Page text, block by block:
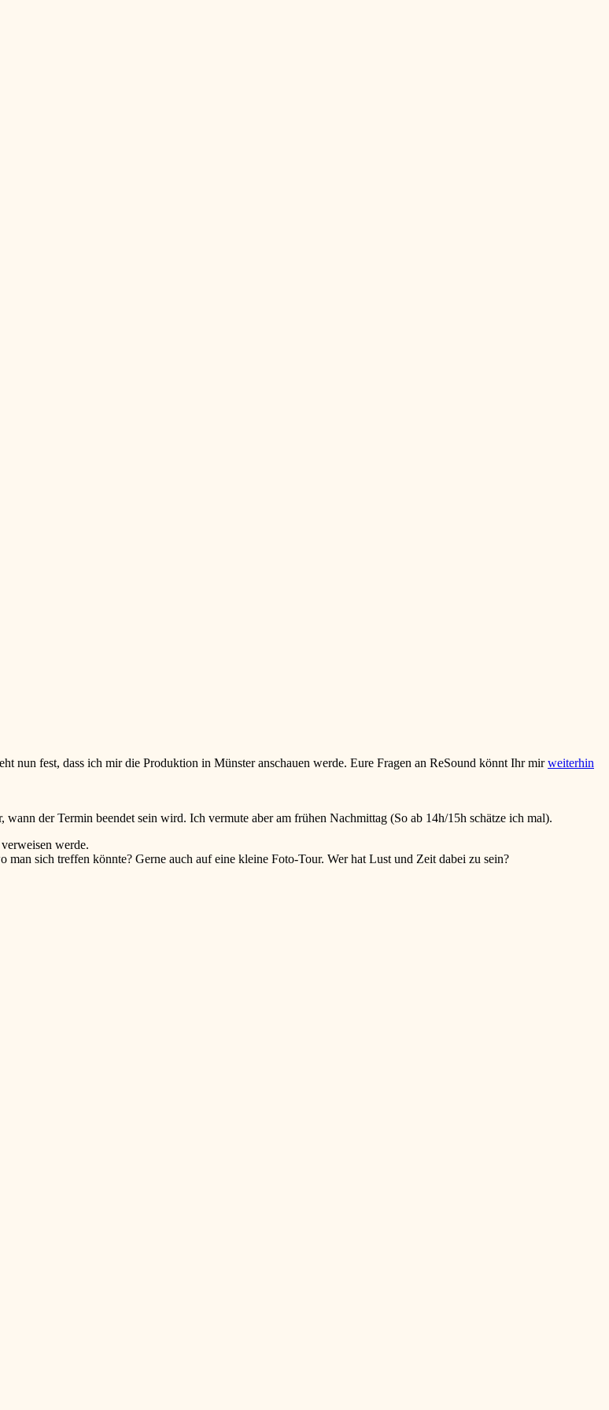
nun fest, dass ich mir die Produktion in Münster anschauen werde. Eure Fragen an ReSound könnt Ihr mirweiterhin
der Termin beendet sein wird. Ich vermute aber am frühen Nachmittag (So ab 14h/15h schätze ich mal).
werde.
sich treffen könnte? Gerne auch auf eine kleine Foto-Tour. Wer hat Lust und Zeit dabei zu sein?